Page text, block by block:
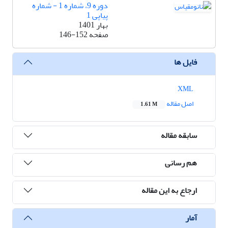
دوره 9، شماره 1 - شماره
پیاپی 1
بهار 1401
صفحه146-152
فایل ها
اصل مقاله
1.61 M
سابقه مقاله
هم رسانی
ارجاع به این مقاله
آمار